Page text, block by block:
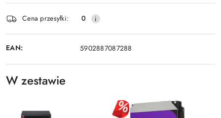
Wyślij
Dostępność
i
dostawa
Cena przesyłki: 0
EAN: 5902887087288
W zestawie